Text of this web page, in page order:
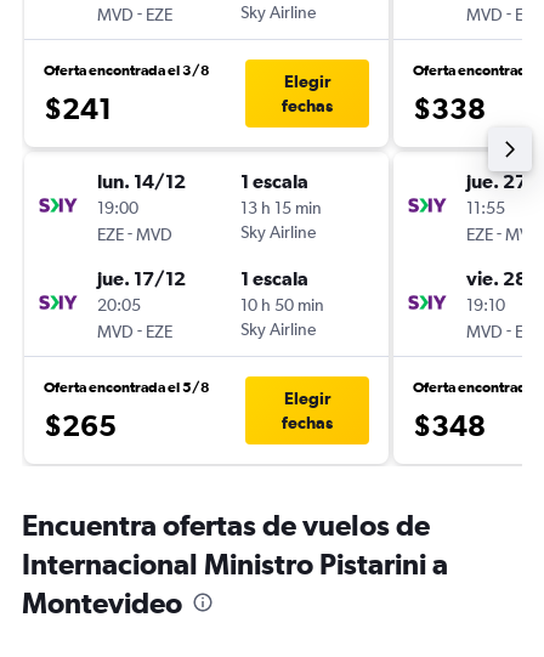
MVD - EZE
Sky Airline
Oferta encontrada el 3/8
$241
Elegir
fechas
lun. 14/12
19:00
EZE-MVD
1 escala
13 h 15 min
Sky Airline
jue. 17/12
20:05
MVD - EZE
1 escala
10 h 50 min
Sky Airline
Oferta encontrada el 5/8
$265
Elegir
fechas
MVD - EZE
Oferta encontrada
$338
jue. 27/
11:55
EZE-MVD
vie. 28/
19:10
MVD - EZE
Oferta encontrada
$348
Encuentra ofertas de vuelos de
Internacional Ministro Pistarini a
Montevideo